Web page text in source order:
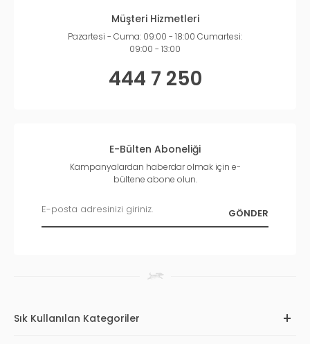
Light Konserve Kedi Maması Fiyatları
Light konserve kedi maması fiyatları; ürünün markasına,
içeriğine, gramajına ve özel formülasyonuna göre değişiklik
kıyasla farklı fiyat aralıklarında sunulabilir.
Müşteri Hizmetleri
Pazartesi - Cuma: 09:00 - 18:00 Cumartesi:
09:00 - 13:00
444 7 250
E-Bülten Aboneliği
Kampanyalardan haberdar olmak için e-
bültene abone olun.
Sık Kullanılan Kategoriler